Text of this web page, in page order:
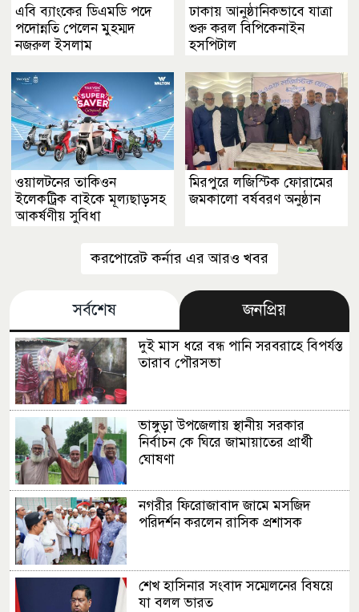
এবি ব্যাংকের ডিএমডি পদে
পদোন্নতি পেলেন মুহম্মদ
নজরুল ইসলাম
ঢাকায় আনুষ্ঠানিকভাবে যাত্রা
শুরু করল বিপিকেনাইন
হসপিটাল
ওয়ালটনের তাকিওন
ইলেকট্রিক বাইকে মূল্যছাড়সহ
আকর্ষণীয় সুবিধা
মিরপুরে লজিস্টিক ফোরামের
জমকালো বর্ষবরণ অনুষ্ঠান
করপোরেট কর্নার এর আরও খবর
সর্বশেষ জনপ্রিয়
দুই মাস ধরে বন্ধ পানি সরবরাহে বিপর্যস্ত
তারাব পৌরসভা
ভাঙ্গুড়া উপজেলায় স্থানীয় সরকার
নির্বাচন কে ঘিরে জামায়াতের প্রার্থী
ঘোষণা
নগরীর ফিরোজাবাদ জামে মসজিদ
পরিদর্শন করলেন রাসিক প্রশাসক
শেখ হাসিনার সংবাদ সম্মেলনের বিষয়ে
যা বলল ভারত